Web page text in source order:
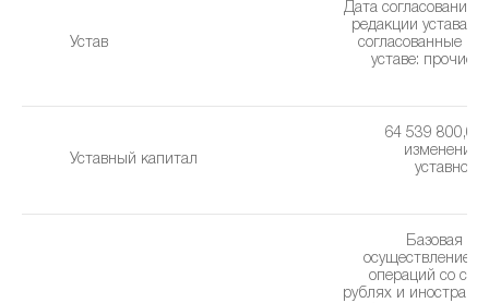
Устав
Дата согласования
редакции устава:
cогласованные
уставe: прочие
Уставный капитал
64 539 800,00
изменения
уставного
Базовая
осуществление
операций со
рублях и